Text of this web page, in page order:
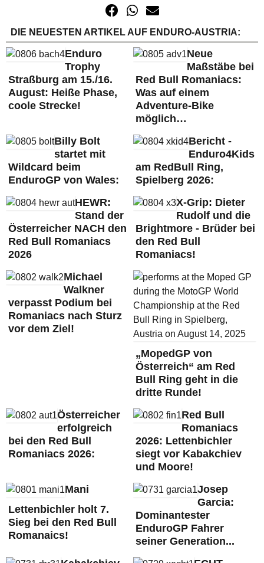
DIE NEUESTEN ARTIKEL AUF ENDURO-AUSTRIA:
Enduro
Trophy
Straßburg am 15./16.
August: Heiße Phase,
coole Strecke!
Neue
Maßstäbe bei
Red Bull Romaniacs:
Was auf einem
Adventure-Bike
möglich…
Billy Bolt
startet mit
Wildcard beim
EnduroGP von Wales:
Bericht -
Enduro4Kids
am RedBull Ring,
Spielberg 2026:
HEWR:
Stand der
Österreicher NACH den
Red Bull Romaniacs
2026
X-Grip: Dieter
Rudolf und die
Brightmore - Brüder bei
den Red Bull
Romaniacs!
Michael
Walkner
verpasst Podium bei
Romaniacs nach Sturz
vor dem Ziel!
„MopedGP von
Österreich“ am Red
Bull Ring geht in die
dritte Runde!
Österreicher
erfolgreich
bei den Red Bull
Romaniacs 2026:
Red Bull
Romaniacs
2026: Lettenbichler
siegt vor Kabakchiev
und Moore!
Mani
Lettenbichler holt 7.
Sieg bei den Red Bull
Romanaics!
Josep
Garcia:
Dominantester
EnduroGP Fahrer
seiner Generation...